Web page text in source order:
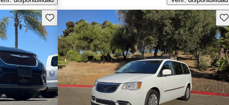
Guarda este Aviso